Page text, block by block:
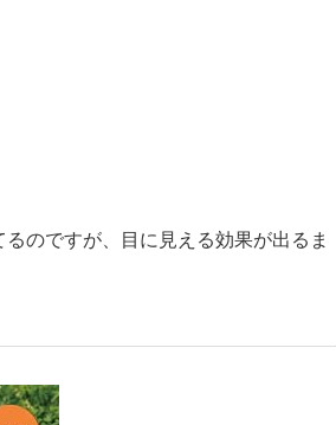
るのですが、目に見える効果が出るま